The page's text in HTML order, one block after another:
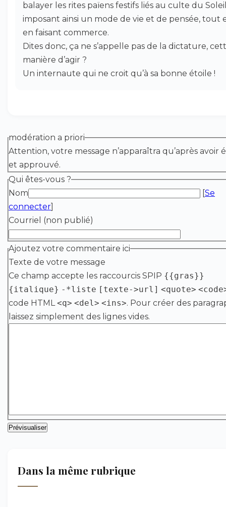
balayer les rites païens festifs liés au culte du
imposant ainsi un mode de vie et de pensée, tout
en faisant commerce.
Dites donc, ça ne s’appelle pas de la dictature,
manière d’agir ?
Un internaute qui ne croit qu’à sa bonne étoile !
modération a priori
Attention, votre message n’apparaîtra qu’après avoir
et approuvé.
Qui êtes-vous ?
Nom
[Se
connecter]
Courriel (non publié)
Ajoutez votre commentaire ici
Texte de votre message
Ce champ accepte les raccourcis SPIP {{gras}}
{italique} -*liste [texte->url] <quote>
code HTML<q> <del> <ins>. Pour créer des
laissez simplement des lignes vides.
Dans la même rubrique